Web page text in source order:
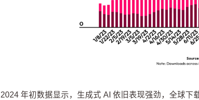
2024 年初数据显示，生成式 AI 依旧表现强劲，全球